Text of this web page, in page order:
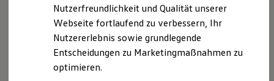
Sommer-Special
Reparatur, Pflege & Inspektion
Servicetermin anfragen
Service-Vorteile bei Volkswagen Nutzfahrzeuge
ServicePlus
Economy Service
Räder & Reifen Service
erfassen und hilft, das Fahrzeug um ein Hindernis herum zu
. Das Ausweichmanöver wird mit einem geringen
Lenkmoment unterstützt und der Lenkeinschlag
gegebenenfalls optimiert. Zusätzlich werden einzelne Räder
gezielt abgebremst, um das Fahrzeug auf Kurs zu halten.
Nutzerfreundlichkeit und Qualität unserer
Webseite fortlaufend zu verbessern, Ihr
Nutzererlebnis sowie grundlegende
Entscheidungen zu Marketingmaßnahmen zu
optimieren.